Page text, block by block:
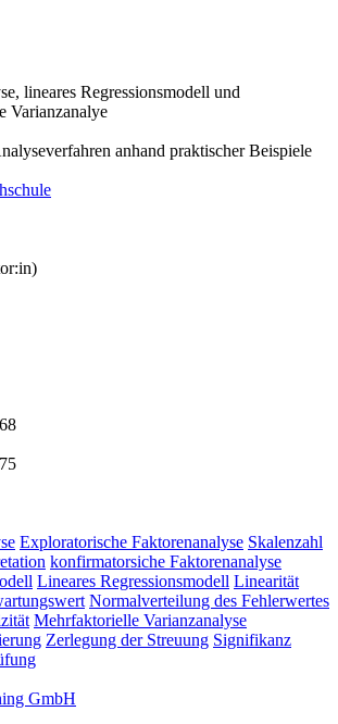
lineares Regressionsmodell und
Varianzanalye
anhand praktischer Beispiele
Exploratorische Faktorenanalyse Skalenzahl
konfirmatorsiche Faktorenanalyse
Lineares Regressionsmodell Linearität
Normalverteilung des Fehlerwertes
Mehrfaktorielle Varianzanalyse
Zerlegung der Streuung Signifikanz
GmbH